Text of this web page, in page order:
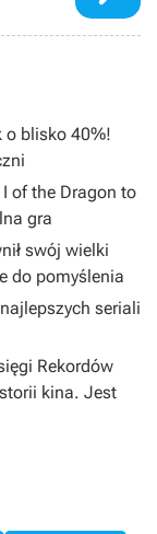
o blisko 40%!
of the Dragon to
gra
swój wielki
do pomyślenia
seriali
Rekordów
kina. Jest